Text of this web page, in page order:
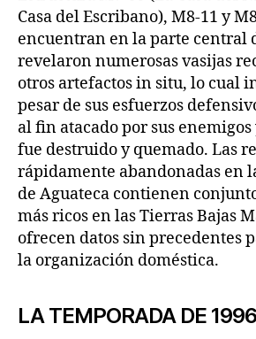
Casa del Escribano), M8-11 y
encuentran en la parte central
revelaron numerosas vasijas
otros artefactos in situ, lo cual
pesar de sus esfuerzos
al fin atacado por sus
fue destruido y quemado. Las
rápidamente abandonadas en
de Aguateca contienen
más ricos en las Tierras Bajas
ofrecen datos sin precedentes
la organización doméstica.
LA TEMPORADA DE 1996